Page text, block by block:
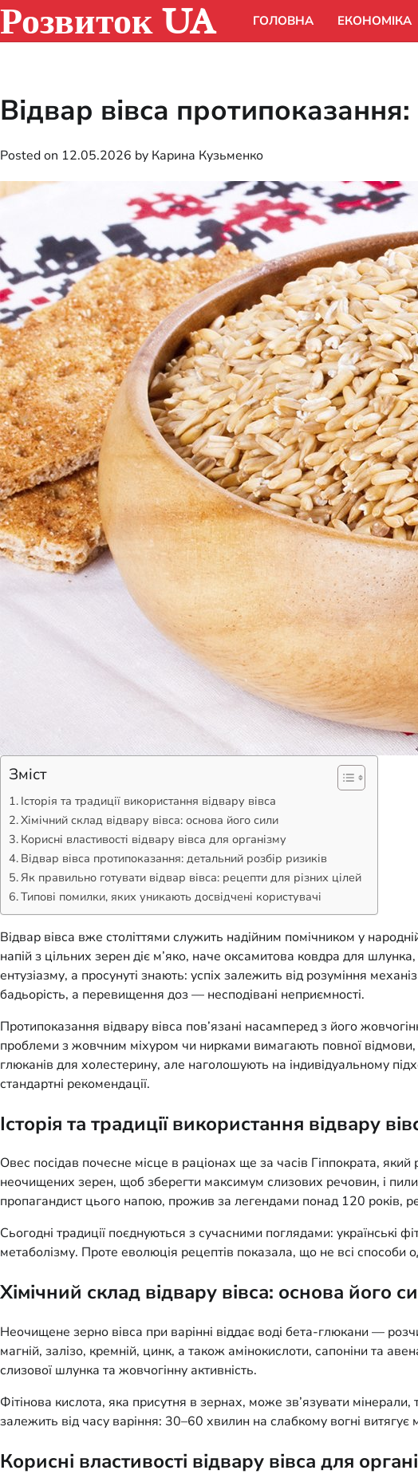
Skip
to
content
Розвиток UA ГОЛОВНА ЕКОНОМІКА
Відвар вівса
Posted on 12.05.2026 by Карина Кузьменко
Зміст
Історія та традиції використання відвару вівса
Хімічний склад відвару вівса: основа його сили
Корисні властивості відвару вівса для організму
Відвар вівса протипоказання: детальний розбір ризиків
Як правильно готувати відвар вівса: рецепти для різних цілей
Типові помилки, яких уникають досвідчені користувачі
Відвар вівса вже століттями служить надійним помічником у
напій з цільних зерен діє м’яко, наче оксамитова ковдра для
ентузіазму, а просунуті знають: успіх залежить від розуміння
бадьорість, а перевищення доз — несподівані неприємності.
Протипоказання відвару вівса пов’язані насамперед з його
проблеми з жовчним міхуром чи нирками вимагають повної відмови,
глюканів для холестерину, але наголошують на індивідуальному
стандартні рекомендації.
Історія та традиції використання відвару
Овес посідав почесне місце в раціонах ще за часів Гіппократа,
неочищених зерен, щоб зберегти максимум слизових речовин, і
пропагандист цього напою, прожив за легендами понад 120 років,
Сьогодні традиції поєднуються з сучасними поглядами: українські
метаболізму. Проте еволюція рецептів показала, що не всі
Хімічний склад відвару вівса: основа його
Неочищене зерно вівса при варінні віддає воді бета-глюкани —
магній, залізо, кремній, цинк, а також амінокислоти, сапоніни та
слизової шлунка та жовчогінну активність.
Фітінова кислота, яка присутня в зернах, може зв’язувати
залежить від часу варіння: 30–60 хвилин на слабкому вогні
Корисні властивості відвару вівса для